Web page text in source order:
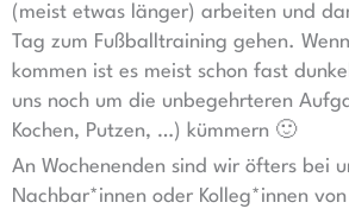
(meist etwas länger) arbeiten und
Tag zum Fußballtraining gehen.
kommen ist es meist schon fast
uns noch um die unbegehrteren
Kochen, Putzen, …) kümmern 🙂
An Wochenenden sind wir öfters bei
Nachbar*innen oder Kolleg*innen